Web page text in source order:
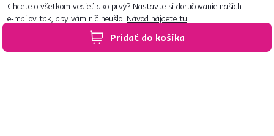
Pridať do košíka
Chcete o všetkom vedieť ako prvý? Nastavte si doručovanie našich
e‑mailov tak, aby vám nič neušlo. Návod nájdete tu.